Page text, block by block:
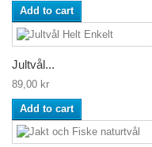
Add to cart
Jultvål...
89,00 kr
Add to cart